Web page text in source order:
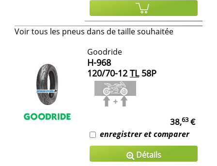
Voir tous les pneus dans de taille souhaitée
Goodride
H-968
120/70-12 TL58P
38,63€
enregistrer et comparer
Détails